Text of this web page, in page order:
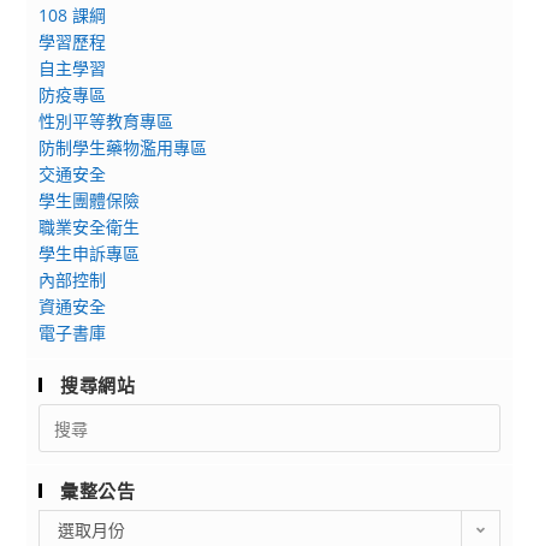
108 課綱
學習歷程
自主學習
防疫專區
性別平等教育專區
防制學生藥物濫用專區
交通安全
學生團體保險
職業安全衛生
學生申訴專區
內部控制
資通安全
電子書庫
搜尋網站
Search
for:
彙整公告
選取月份